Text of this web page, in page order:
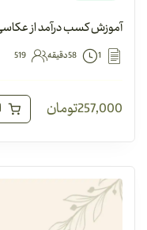
آموزش کسب درآمد از
1 58دقیقه 519
257,000تومان